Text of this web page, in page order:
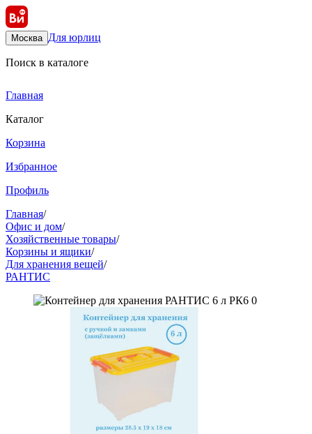
Москва Для юрлиц
Поиск в каталоге
Главная
Каталог
Корзина
Избранное
Профиль
Главная/
Офис и дом/
Хозяйственные товары/
Корзины и ящики/
Для хранения вещей/
РАНТИС